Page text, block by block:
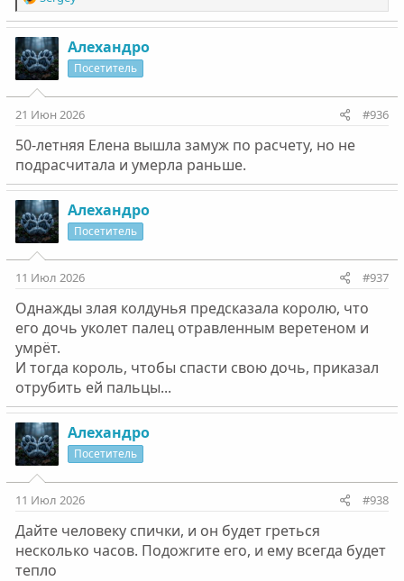
е
а
к
ц
и
и
:
Алехандро
Посетитель
21 Июн 2026 #936
50-летняя Елена вышла замуж по расчету, но не
подрасчитала и умерла раньше.
Алехандро
Посетитель
11 Июл 2026 #937
Однажды злая колдунья предсказала королю, что
его дочь уколет палец отравленным веретеном и
умрёт.
И тогда король, чтобы спасти свою дочь, приказал
отрубить ей пальцы...
Алехандро
Посетитель
11 Июл 2026 #938
Дайте человеку спички, и он будет греться
несколько часов. Подожгите его, и ему всегда будет
тепло